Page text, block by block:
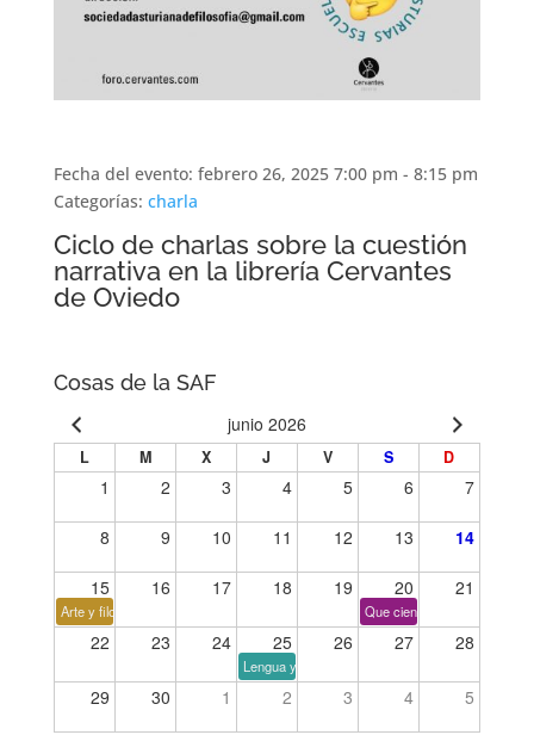
Fecha del evento: febrero 26, 2025 7:00 pm - 8:15 pm
Categorías: charla
Ciclo de charlas sobre la cuestión
narrativa en la librería Cervantes
de Oviedo
Cosas de la SAF
junio 2026
L M X J V S D
1 2 3 4 5 6 7
8 9 10 11 12 13 14
15 16 17 18 19 20 21
Arte y filosofía Que cien años no es nada
22 23 24 25 26 27 28
Lengua y tiempo
29 30 1 2 3 4 5